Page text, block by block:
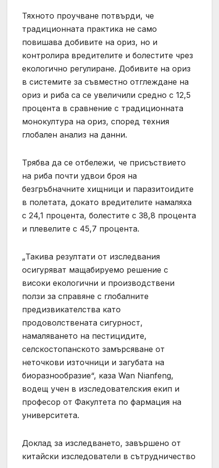
Тяхното проучване потвърди, че
традиционната практика не само
повишава добивите на ориз, но и
контролира вредителите и болестите чрез
екологично регулиране. Добивите на ориз
в системите за съвместно отглеждане на
ориз и риба са се увеличили средно с 12,5
процента в сравнение с традиционната
монокултура на ориз, според техния
глобален анализ на данни.
Трябва да се отбележи, че присъствието
на риба почти удвои броя на
безгръбначните хищници и паразитоидите
в полетата, докато вредителите намаляха
с 24,1 процента, болестите с 38,8 процента
и плевелите с 45,7 процента.
„Такива резултати от изследвания
осигуряват мащабируемо решение с
високи екологични и производствени
ползи за справяне с глобалните
предизвикателства като
продоволствената сигурност,
намаляването на пестицидите,
селскостопанското замърсяване от
неточкови източници и загубата на
биоразнообразие“, каза Wan Nianfeng,
водещ учен в изследователския екип и
професор от Факултета по фармация на
университета.
Доклад за изследването, завършено от
китайски изследователи в сътрудничество